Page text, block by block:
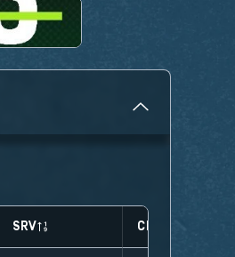
SRV CLUTCHES